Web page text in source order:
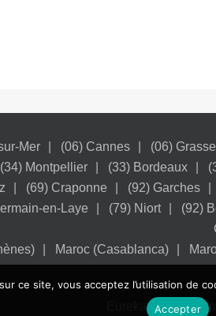
Mer (06) Cannes (06) Grasse
(34) Montpellier (33) Bordeaux
(69) Craponne (92) Garches
en-Laye (79) Niort (92)
Maroc (Casablanca)
Eureka Study -
ce site, vous acceptez l’utilisation de
Accepter